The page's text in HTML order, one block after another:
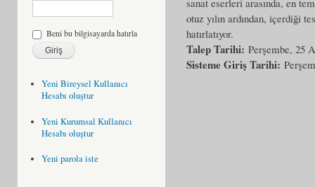
Beni bu bilgisayarda hatırla
Yeni Bireysel Kullanıcı
Hesabı oluştur
Yeni Kurumsal Kullanıcı
Hesabı oluştur
Yeni parola iste
otuz yılın ardından, içerdiği
hatırlatıyor.
Talep Tarihi: Perşembe, 25
Sisteme Giriş Tarihi: